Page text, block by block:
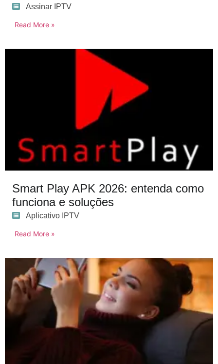
Assinar IPTV
Read More »
Smart Play APK 2026: entenda como
funciona e soluções
Aplicativo IPTV
Read More »